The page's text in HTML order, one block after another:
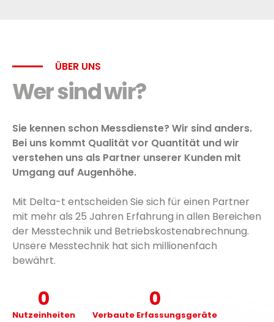
ÜBER UNS
Wer sind wir?
Sie kennen schon Messdienste? Wir sind anders.
Bei uns kommt Qualität vor Quantität und wir
verstehen uns als Partner unserer Kunden mit
Umgang auf Augenhöhe.
Mit Delta-t entscheiden Sie sich für einen Partner
mit mehr als 25 Jahren Erfahrung in allen Bereichen
der Mess­technik und Betriebs­kosten­abrechnung.
Unsere Mess­technik hat sich millionenfach
bewährt.
0
Nutzeinheiten
0
Verbaute Erfassungsgeräte